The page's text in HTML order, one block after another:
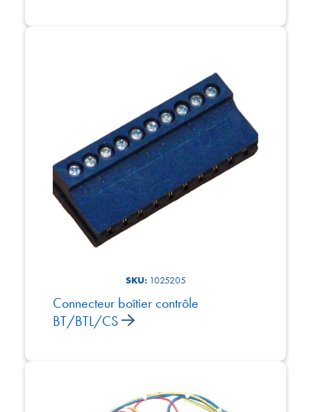
SKU:1025205
Connecteur boîtier contrôle
BT/BTL/CS